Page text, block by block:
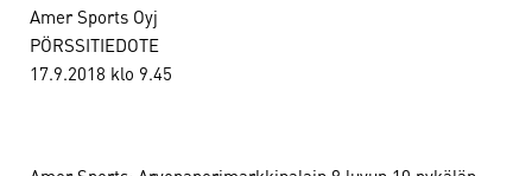
Amer Sports Oyj
PÖRSSITIEDOTE
17.9.2018 klo 9.45